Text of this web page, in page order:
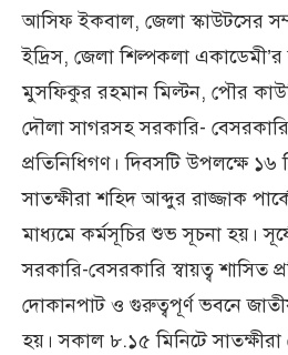
আসিফ ইকবাল, জেলা স্কাউটসের
ইদ্রিস, জেলা শিল্পকলা
মুসফিকুর রহমান মিল্টন, পৌর
দৌলা সাগরসহ সরকারি-
প্রতিনিধিগণ। দিবসটি উপলক্ষে ১৬
সাতক্ষীরা শহিদ আব্দুর রাজ্জাক
মাধ্যমে কর্মসূচির শুভ সূচনা হয়।
সরকারি-বেসরকারি স্বায়ত্ব শাসিত
দোকানপাট ও গুরুত্বপূর্ণ ভবনে
হয়। সকাল ৮.১৫ মিনিটে সাতক্ষীরা